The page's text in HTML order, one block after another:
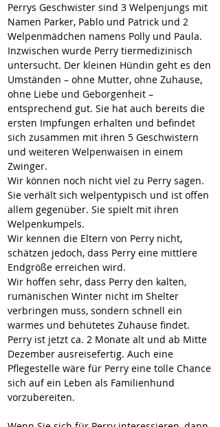
Perrys Geschwister sind 3 Welpenjungs mit
Namen Parker, Pablo und Patrick und 2
Welpenmädchen namens Polly und Paula.
Inzwischen wurde Perry tiermedizinisch
untersucht. Der kleinen Hündin geht es den
Umständen – ohne Mutter, ohne Zuhause,
ohne Liebe und Geborgenheit –
entsprechend gut. Sie hat auch bereits die
ersten Impfungen erhalten und befindet
sich zusammen mit ihren 5 Geschwistern
und weiteren Welpenwaisen in einem
Zwinger.
Wir können noch nicht viel zu Perry sagen.
Sie verhält sich welpentypisch und ist offen
allem gegenüber. Sie spielt mit ihren
Welpenkumpels.
Wir kennen die Eltern von Perry nicht,
schätzen jedoch, dass Perry eine mittlere
Endgröße erreichen wird.
Wir hoffen sehr, dass Perry den kalten,
rumänischen Winter nicht im Shelter
verbringen muss, sondern schnell ein
warmes und behütetes Zuhause findet.
Perry ist jetzt ca. 2 Monate alt und ab Mitte
Dezember ausreisefertig. Auch eine
Pflegestelle wäre für Perry eine tolle Chance
sich auf ein Leben als Familienhund
vorzubereiten.